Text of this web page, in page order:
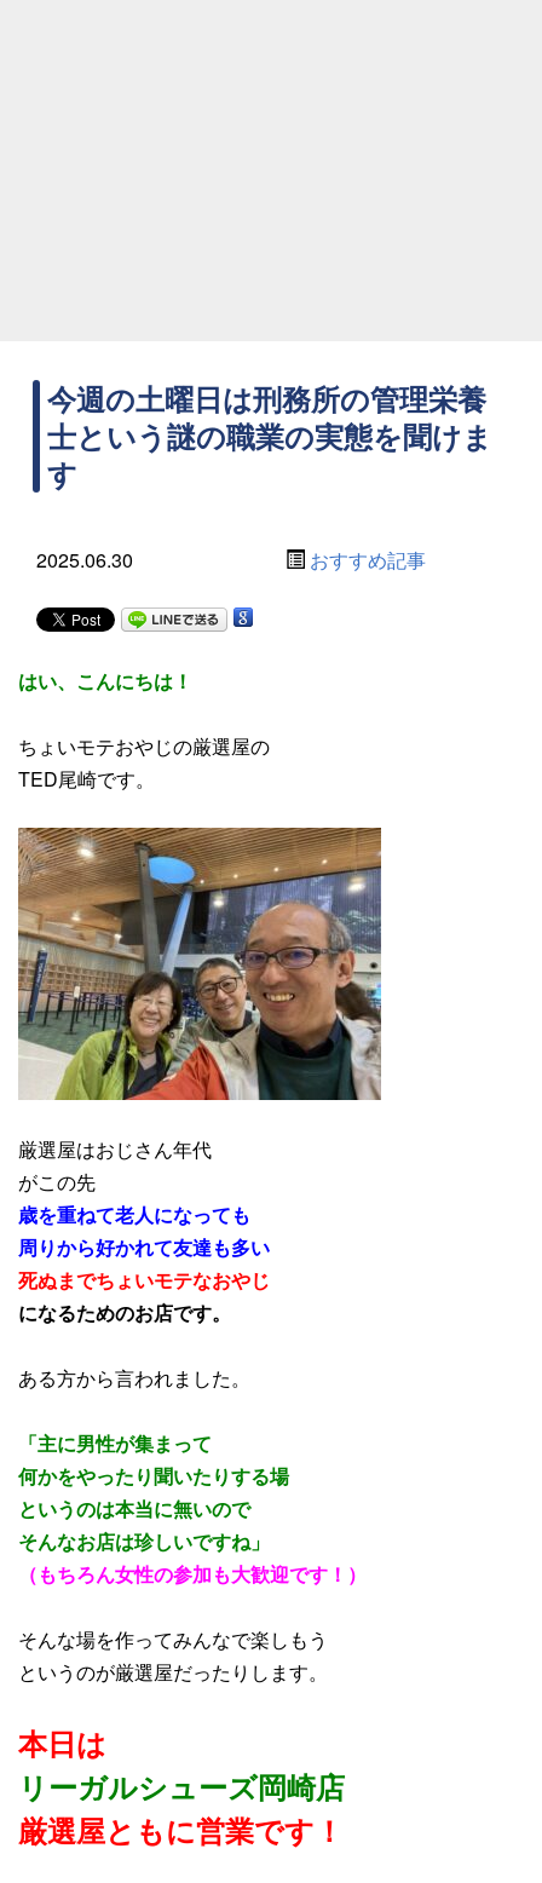
今週の土曜日は刑務所の管理栄養
士という謎の職業の実態を聞けま
す
2025.06.30 おすすめ記事
はい、こんにちは！
ちょいモテおやじの厳選屋の
TED尾崎です。
厳選屋はおじさん年代
がこの先
歳を重ねて老人になっても
周りから好かれて友達も多い
死ぬまでちょいモテなおやじ
になるためのお店です。
ある方から言われました。
「主に男性が集まって
何かをやったり聞いたりする場
というのは本当に無いので
そんなお店は珍しいですね」
（もちろん女性の参加も大歓迎です！）
そんな場を作ってみんなで楽しもう
というのが厳選屋だったりします。
本日は
リーガルシューズ岡崎店
厳選屋ともに営業です ！